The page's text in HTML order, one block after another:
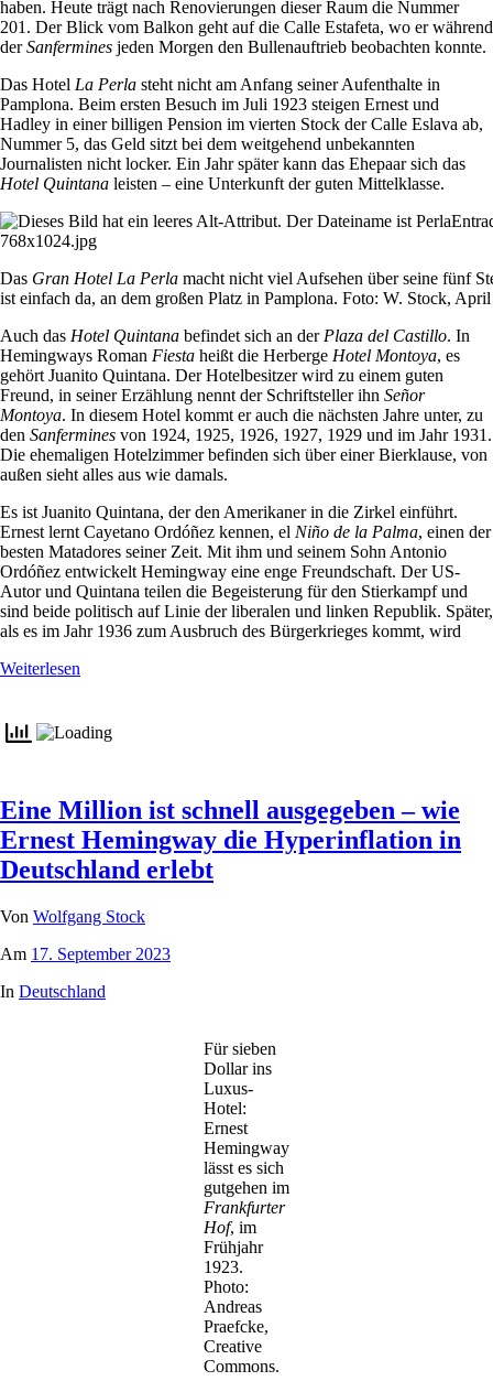
haben. Heute trägt nach Renovierungen dieser Raum die Nummer
201. Der Blick vom Balkon geht auf die Calle Estafeta, wo er während
derSanfermines jeden Morgen den Bullenauftrieb beobachten konnte.
Das Hotel La Perla steht nicht am Anfang seiner Aufenthalte in
Pamplona. Beim ersten Besuch im Juli 1923 steigen Ernest und
Hadley in einer billigen Pension im vierten Stock der Calle Eslava ab,
Nummer 5, das Geld sitzt bei dem weitgehend unbekannten
Journalisten nicht locker. Ein Jahr später kann das Ehepaar sich das
Hotel Quintana leisten – eine Unterkunft der guten Mittelklasse.
Das Gran Hotel La Perla macht nicht viel Aufsehen über seine fünf
ist einfach da, an dem großen Platz in Pamplona. Foto: W. Stock,
Auch das Hotel Quintana befindet sich an der Plaza del Castillo. In
Hemingways Roman Fiesta heißt die Herberge Hotel Montoya, es
gehört Juanito Quintana. Der Hotelbesitzer wird zu einem guten
Freund, in seiner Erzählung nennt der Schriftsteller ihn Señor
Montoya. In diesem Hotel kommt er auch die nächsten Jahre unter, zu
den Sanfermines von 1924, 1925, 1926, 1927, 1929 und im Jahr 1931.
Die ehemaligen Hotelzimmer befinden sich über einer Bierklause, von
außen sieht alles aus wie damals.
Es ist Juanito Quintana, der den Amerikaner in die Zirkel einführt.
Ernest lernt Cayetano Ordóñez kennen, el Niño de la Palma, einen der
besten Matadores seiner Zeit. Mit ihm und seinem Sohn Antonio
Ordóñez entwickelt Hemingway eine enge Freundschaft. Der US-
Autor und Quintana teilen die Begeisterung für den Stierkampf und
sind beide politisch auf Linie der liberalen und linken Republik. Später,
als es im Jahr 1936 zum Ausbruch des Bürgerkrieges kommt, wird
Weiterlesen
Eine Million ist schnell ausgegeben – wie
Ernest Hemingway die Hyperinflation in
Deutschland erlebt
Von Wolfgang Stock
Am 17. September 2023
In Deutschland
Für sieben
Dollar ins
Luxus-
Hotel:
Ernest
Hemingway
lässt es sich
gutgehen im
Frankfurter
Hof, im
Frühjahr
1923.
Photo:
Andreas
Praefcke,
Creative
Commons.